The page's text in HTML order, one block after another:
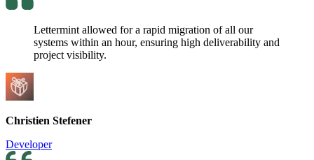
Lettermint allowed for a rapid migration of all our
systems within an hour, ensuring high deliverability and
project visibility.
Christien Stefener
Developer